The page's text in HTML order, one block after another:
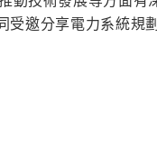
受邀分享電力系統規